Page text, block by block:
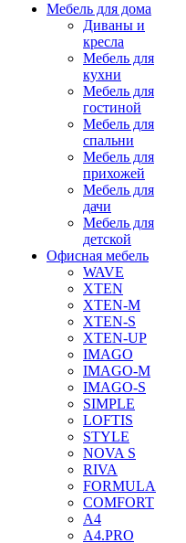
Мебель для дома
Диваны и
кресла
Мебель для
кухни
Мебель для
гостиной
Мебель для
спальни
Мебель для
прихожей
Мебель для
дачи
Мебель для
детской
Офисная мебель
WAVE
XTEN
XTEN-M
XTEN-S
XTEN-UP
IMAGO
IMAGO-M
IMAGO-S
SIMPLE
LOFTIS
STYLE
NOVA S
RIVA
FORMULA
COMFORT
A4
A4.PRO